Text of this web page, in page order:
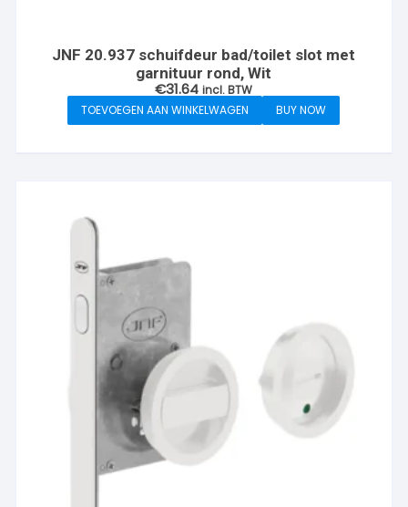
JNF 20.937 schuifdeur bad/toilet slot met
garnituur rond, Wit
€31.64 incl. BTW
TOEVOEGEN AAN WINKELWAGEN
BUY NOW